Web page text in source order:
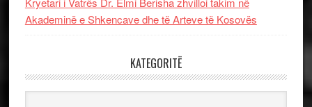
Akademinë e Shkencave dhe të Arteve të Kosovës
KATEGORITË